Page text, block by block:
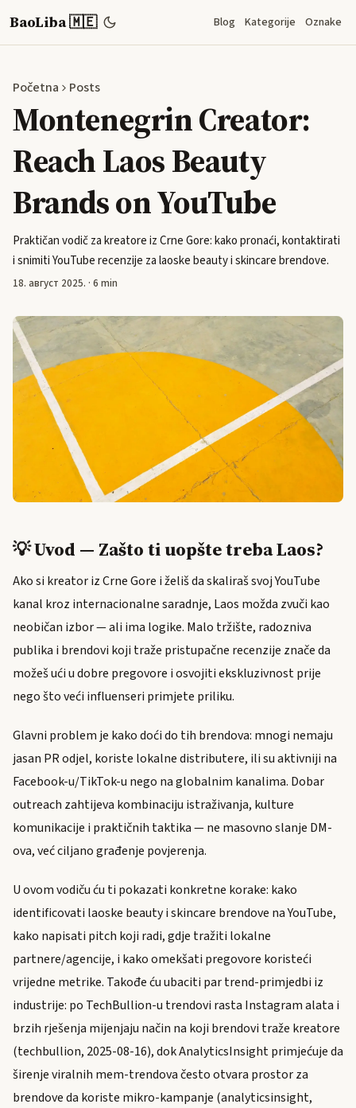
BaoLiba 🇲🇪 Blog Kategorije Oznake
Početna Posts
Montenegrin Creator:
Reach Laos Beauty
Brands on YouTube
Praktičan vodič za kreatore iz Crne Gore: kako pronaći, kontaktirati
i snimiti YouTube recenzije za laoske beauty i skincare brendove.
18. август 2025. · 6 min
💡 Uvod — Zašto ti uopšte treba Laos?
Ako si kreator iz Crne Gore i želiš da skaliraš svoj YouTube
kanal kroz internacionalne saradnje, Laos možda zvuči kao
neobičan izbor — ali ima logike. Malo tržište, radozniva
publika i brendovi koji traže pristupačne recenzije znače da
možeš ući u dobre pregovore i osvojiti ekskluzivnost prije
nego što veći influenseri primjete priliku.
Glavni problem je kako doći do tih brendova: mnogi nemaju
jasan PR odjel, koriste lokalne distributere, ili su aktivniji na
Facebook-u/TikTok-u nego na globalnim kanalima. Dobar
outreach zahtijeva kombinaciju istraživanja, kulture
komunikacije i praktičnih taktika — ne masovno slanje DM-
ova, već ciljano građenje povjerenja.
U ovom vodiču ću ti pokazati konkretne korake: kako
identificovati laoske beauty i skincare brendove na YouTube,
kako napisati pitch koji radi, gdje tražiti lokalne
partnere/agencije, i kako omekšati pregovore koristeći
vrijedne metrike. Takođe ću ubaciti par trend-primjedbi iz
industrije: po TechBullion-u trendovi rasta Instagram alata i
brzih rješenja mijenjaju način na koji brendovi traže kreatore
(techbullion, 2025-08-16), dok AnalyticsInsight primjećuje da
širenje viralnih mem-trendova često otvara prostor za
brendove da koriste mikro-kampanje (analyticsinsight,